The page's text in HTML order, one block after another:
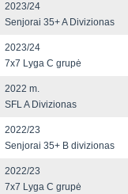
2023/24
Senjorai 35+ A Divizionas
2023/24
7x7 Lyga C grupė
2022 m.
SFL A Divizionas
2022/23
Senjorai 35+ B divizionas
2022/23
7x7 Lyga C grupė